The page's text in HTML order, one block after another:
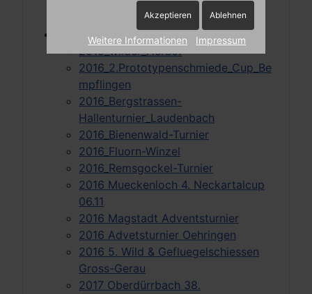
2026_LM_Freien
Tuniere
2015_wilder_Herbst
2016_2.Prototypenschmiede_Cup_Be
mpflingen
2016_Bergstrassen-
Hallenturnier_Laudenbach
2016_Bienenwald-Turnier
2016_Fluorn-Winzel
2016_Remsgockel-Turnier
2016 Mueckenloch 4. Neckartalcup
06.11
2016 Magstadt Adventsturnier
2016 Advetsturnier Oehringen
2016 5. Wild & Gefluegelschiessen
Gross-Gerau
2017 Oberdürrbach 38.
Akzeptieren Ablehnen
Weitere Informationen Impressum